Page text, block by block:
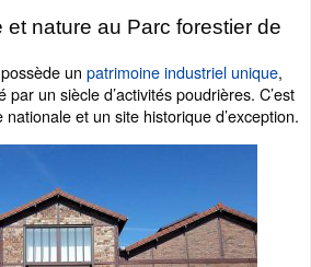
et nature au Parc forestier de
un patrimoine industriel unique,
un siècle d’activités poudrières. C’est
nationale et un site historique d’exception.